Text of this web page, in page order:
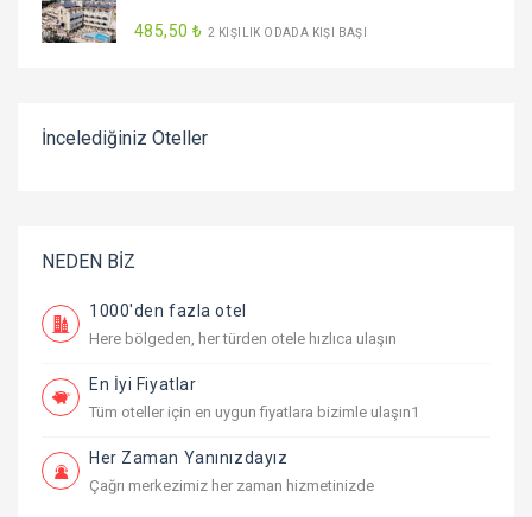
485,50 ₺ 2 KIŞILIK ODADA KIŞI BAŞI
İncelediğiniz Oteller
NEDEN BİZ
1000'den fazla otel
Here bölgeden, her türden otele hızlıca ulaşın
En İyi Fiyatlar
Tüm oteller için en uygun fiyatlara bizimle ulaşın1
Her Zaman Yanınızdayız
Çağrı merkezimiz her zaman hizmetinizde